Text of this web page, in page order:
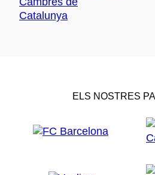
ELS NOSTRES